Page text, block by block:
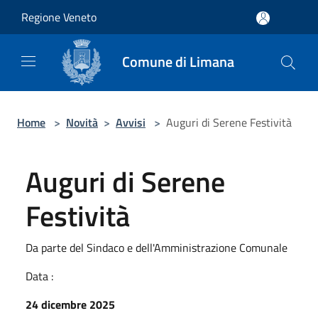
Regione Veneto
Comune di Limana
Home > Novità > Avvisi > Auguri di Serene Festività
Auguri di Serene
Festività
Da parte del Sindaco e dell'Amministrazione Comunale
Data :
24 dicembre 2025